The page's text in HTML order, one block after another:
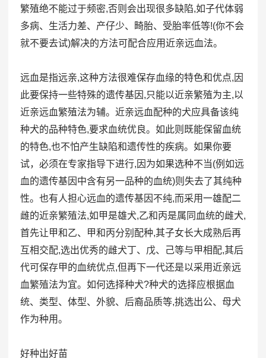
繁殖绝不能过于频密,否则会出现很多缺陷,如子代体弱
多病、生活力差、产仔少、畸胎、受胎率低等!(你不会
就不要去试)解决的方法可配合应用近亲远血法。
远血是指远亲,这种方法很难保存血缘的特色和优点,因
此要保持一些特殊的遗传基因,只能以近亲繁殖为主,以
近亲远血繁殖法为辅。近亲远血配种的犬应具备该纯
种犬的品种特色,要求血统优良。如此则既能保留血统
的特色,也不怕产生缺陷和遗传性的疾病。如果你要
试，必须在专家指导下进行,因为如果选种不当(例如远
血的遗传基因中含有另一品种的血统)则失去了其纯种
性。也有人担心远血的遗传基因不纯,而采用一雄配二
雌的近亲繁殖法,如甲是雄犬,乙和丙是属同血统的雌犬,
首先让甲和乙、甲和丙分别配种,其子女长大成熟后再
互相交配,选出优秀的雌犬丁、戊、己等与甲相配,其后
代可保存甲的血统优点,但再下一代还是以采用近亲远
血繁殖法为宜。如何选择种犬?种犬的选择应根据血
统、类型、体型、外貌、后裔品质等,挑选出公、母犬
作为种用。
好种出好苗